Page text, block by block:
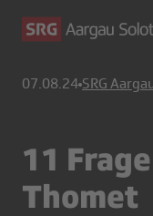
07.08.24 SRG
11
Thomet